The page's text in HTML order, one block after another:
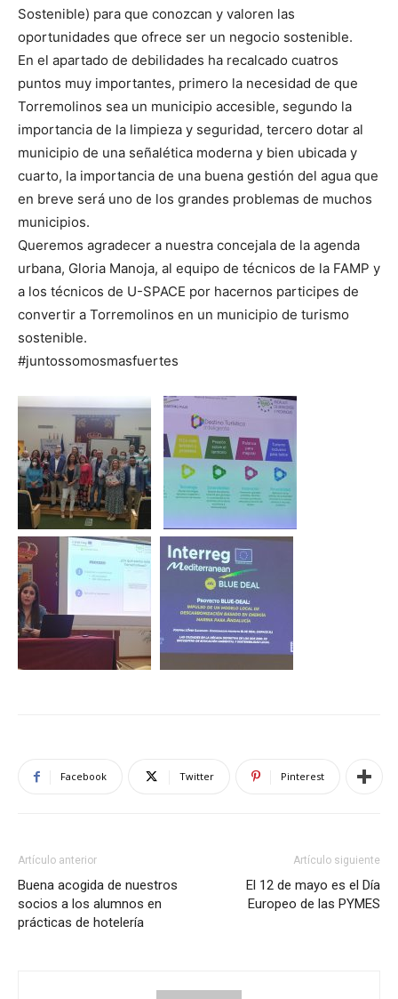
Sostenible) para que conozcan y valoren las
oportunidades que ofrece ser un negocio sostenible.
En el apartado de debilidades ha recalcado cuatros
puntos muy importantes, primero la necesidad de que
Torremolinos sea un municipio accesible, segundo la
importancia de la limpieza y seguridad, tercero dotar al
municipio de una señalética moderna y bien ubicada y
cuarto, la importancia de una buena gestión del agua que
en breve será uno de los grandes problemas de muchos
municipios.
Queremos agradecer a nuestra concejala de la agenda
urbana, Gloria Manoja, al equipo de técnicos de la FAMP y
a los técnicos de U-SPACE por hacernos participes de
convertir a Torremolinos en un municipio de turismo
sostenible.
#juntossomosmasfuertes
Facebook Twitter Pinterest
Artículo anterior
Buena acogida de nuestros
socios a los alumnos en
prácticas de hotelería
Artículo siguiente
El 12 de mayo es el Día
Europeo de las PYMES